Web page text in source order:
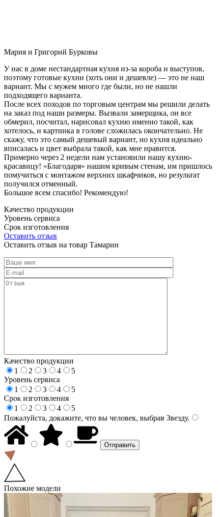
Мария и Григорий Бурковы
У нас в доме нестандартная кухня из-за короба и выступов,
поэтому готовые кухни (хоть они и дешевле) — это не наш
вариант. Мы с мужем много где были, но не нашли
подходящего варианта.
После всех походов по торговым центрам мы решили делать
на заказ под наши размеры. Вызвали замерщика, он все
обмерил, посчитал, нарисовал кухню именно такой, как
хотелось, и картинка в голове сложилась окончательно. Не
скажу, что это самый дешевый вариант, но кухня идеально
вписалась и цвет выбрала такой, как мне нравится.
Примерно через 2 недели нам установили нашу кухню-
красавицу! «Благодаря» нашим кривым стенам, им пришлось
помучиться с монтажом верхних шкафчиков, но результат
получился отменный.
Большое всем спасибо! Рекомендую!
Качество продукции
Уровень сервиса
Срок изготовления
Оставить отзыв
Оставить отзыв на товар Тамарин
Качество продукции
1
2 3 4
5
Уровень сервиса
1
2 3 4
5
Срок изготовления
1
2 3 4
5
Пожалуйста, докажите, что вы человек, выбрав Звезду.
Похожие модели